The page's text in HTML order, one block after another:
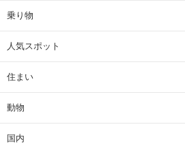
乗り物
人気スポット
住まい
動物
国内